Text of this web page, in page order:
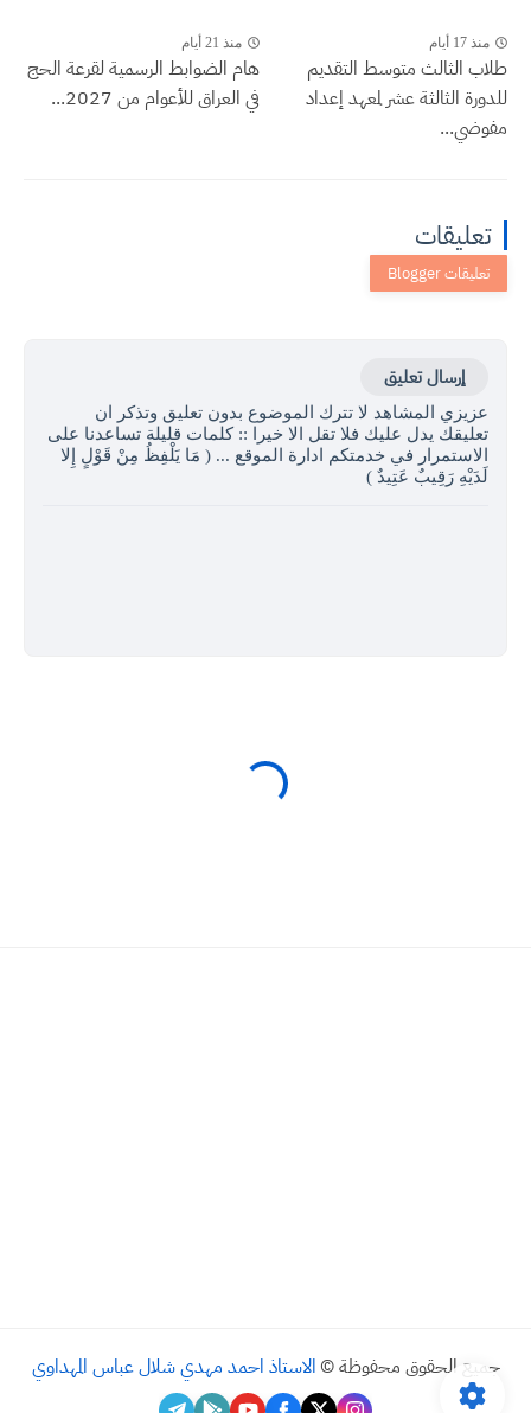
منذ 17 أيام
طلاب الثالث متوسط التقديم
للدورة الثالثة عشر لمعهد إعداد
مفوضي...
منذ 21 أيام
هام الضوابط الرسمية لقرعة الحج
في العراق للأعوام من 2027...
تعليقات
إرسال تعليق
عزيزي المشاهد لا تترك الموضوع بدون تعليق وتذكر ان
تعليقك يدل عليك فلا تقل الا خيرا :: كلمات قليلة تساعدنا على
الاستمرار في خدمتكم ادارة الموقع ... ( مَا يَلْفِظُ مِنْ قَوْلٍ إِلا
لَدَيْهِ رَقِيبٌ عَتِيدٌ )
جميع الحقوق محفوظة © الاستاذ احمد مهدي شلال عباس المهداوي